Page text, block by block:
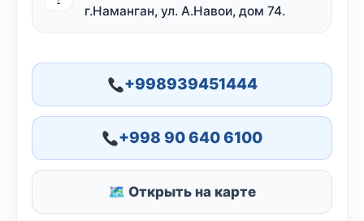
г.Наманган, ул. А.Навои, дом 74.
+998939451444
+998 90 640 6100
🗺 Открыть на карте